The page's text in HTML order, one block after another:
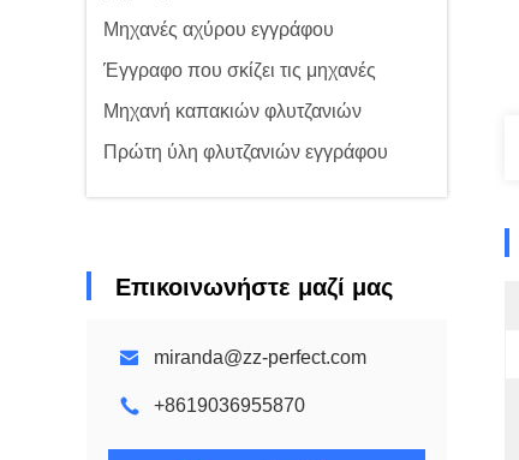
Μηχανές αχύρου εγγράφου
Έγγραφο που σκίζει τις μηχανές
Μηχανή καπακιών φλυτζανιών
Πρώτη ύλη φλυτζανιών εγγράφου
Επικοινωνήστε μαζί μας
miranda@zz-perfect.com
+8619036955870